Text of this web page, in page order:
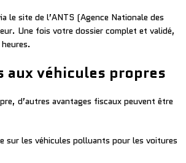
le site de l’ANTS (Agence Nationale des
Une fois votre dossier complet et validé,
aux véhicules propres
d’autres avantages fiscaux peuvent être
sur les véhicules polluants pour les voitures